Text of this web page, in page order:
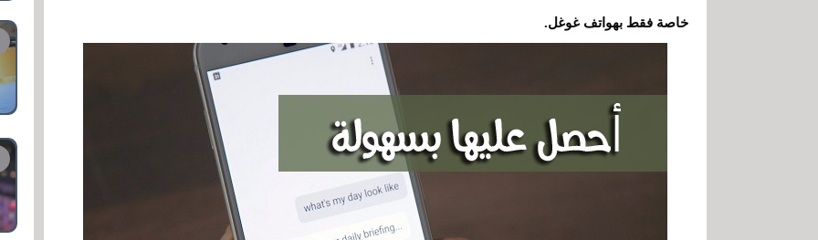
خاصة فقط بهواتف غوغل.